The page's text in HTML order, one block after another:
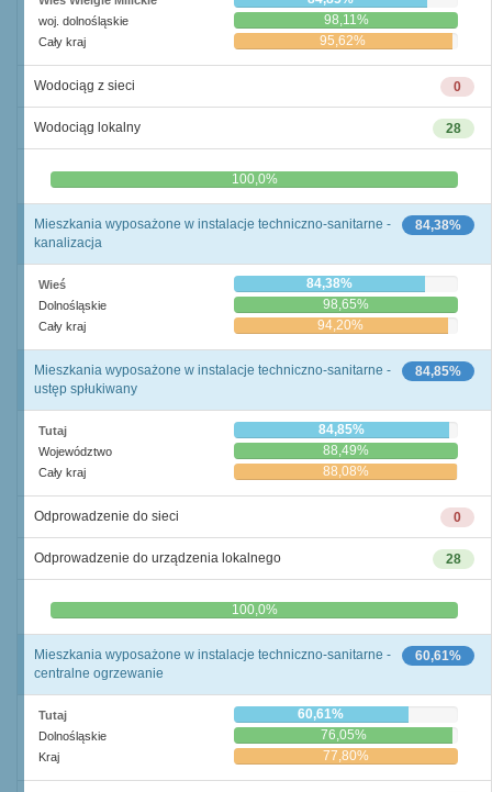
woj. dolnośląskie 98,11%
Cały kraj 95,62%
0
Wodociąg z sieci
28
Wodociąg lokalny
0,0% 100,0%
84,38%
Mieszkania wyposażone w instalacje techniczno-sanitarne -
kanalizacja
Wieś 84,38%
Dolnośląskie 98,65%
Cały kraj 94,20%
84,85%
Mieszkania wyposażone w instalacje techniczno-sanitarne -
ustęp spłukiwany
Tutaj 84,85%
Województwo 88,49%
Cały kraj 88,08%
0
Odprowadzenie do sieci
28
Odprowadzenie do urządzenia lokalnego
0,0% 100,0%
60,61%
Mieszkania wyposażone w instalacje techniczno-sanitarne -
centralne ogrzewanie
Tutaj 60,61%
Dolnośląskie 76,05%
Kraj 77,80%